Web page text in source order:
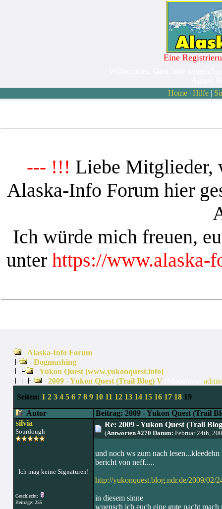
Eine
Home| Hilfe|
--- !!! Liebe Mitglieder,
Alaska-Info Forum hier
Ich würde mich freuen,
unter https://www.alaska-
Alaska-Info Forum
Dogmushing
Yukon Quest [www.yukonquest.info]
2009 - Yukon Quest (Trail Blog) V
Seiten: 1 2 3 4 5 6 7 8 9 10 11 12 13 14 15 16 17 1819
Autor
Beitrag: 2009 - Yukon Quest (Trail
silvia
Sourdough
Ich mag keine Signaturen!
Geschlecht:
Beiträge: 255
Re: 2009 - Yukon Quest (Trail
(Antworten #270 Datum: Februar 24th,
und noch ws zum nach
bericht von neff.....
http://yukonquest.blog.ndr.de/2009/02/
in diesem sinne
wuensch ich euch eine gute nacht